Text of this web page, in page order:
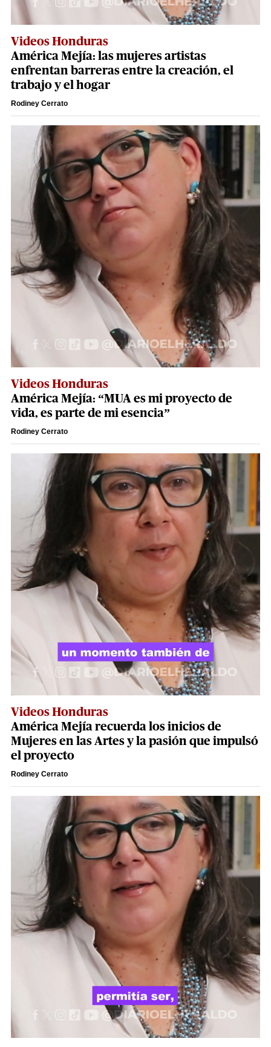
Videos Honduras
América Mejía: las mujeres artistas
enfrentan barreras entre la creación, el
trabajo y el hogar
Rodiney Cerrato
Videos Honduras
América Mejía: “MUA es mi proyecto de
vida, es parte de mi esencia”
Rodiney Cerrato
Videos Honduras
América Mejía recuerda los inicios de
Mujeres en las Artes y la pasión que impulsó
el proyecto
Rodiney Cerrato